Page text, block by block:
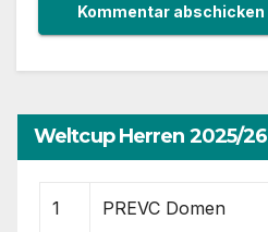
Weltcup Herren 2025/26
1 PREVC Domen